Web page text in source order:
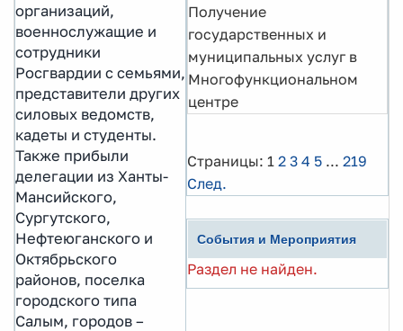
организаций,
военнослужащие и
сотрудники
Росгвардии с семьями,
представители других
силовых ведомств,
кадеты и студенты.
Также прибыли
делегации из Ханты-
Мансийского,
Сургутского,
Нефтеюганского и
Октябрьского
районов, поселка
городского типа
Салым, городов –
Получение
государственных и
муниципальных услуг в
Многофункциональном
центре
Страницы: 1 2 3 4 5 ... 219
След.
События и Мероприятия
Раздел не найден.